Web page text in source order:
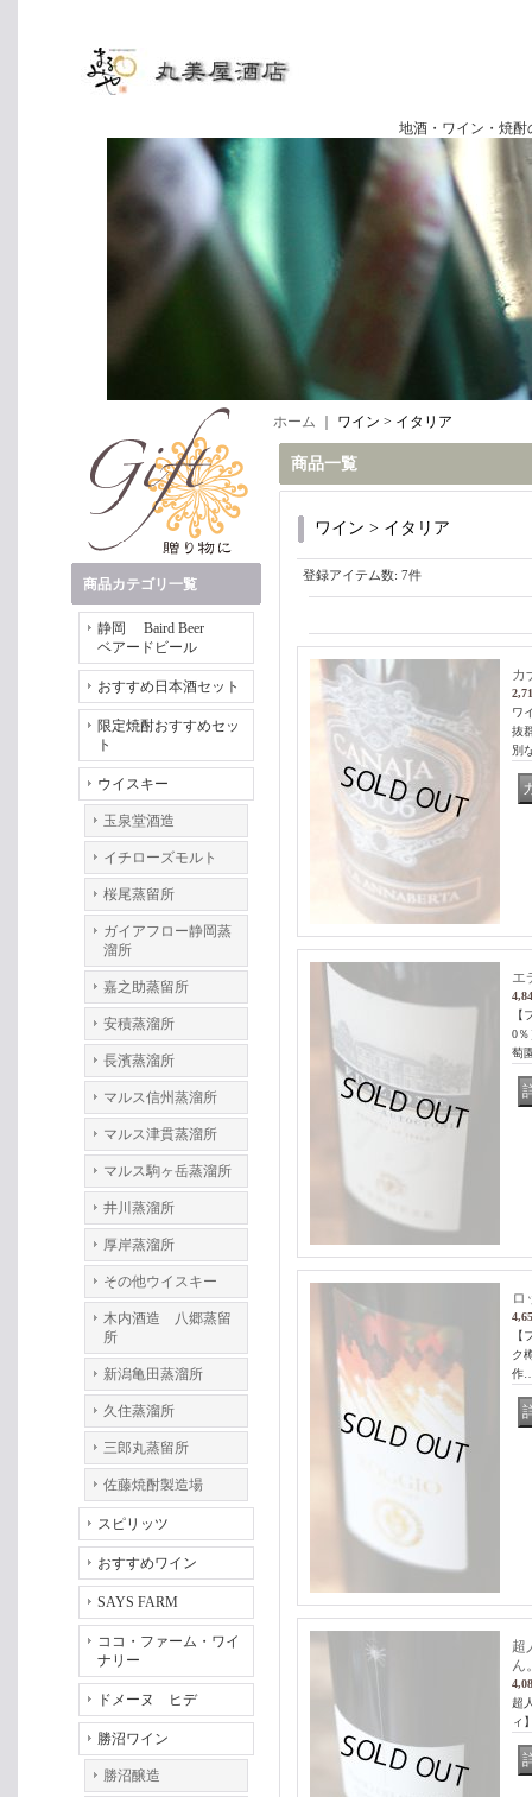
地酒・ワイン・焼酎の専門店
商品カテゴリ一覧
静岡 Baird Beer
ベアードビール
おすすめ日本酒セット
限定焼酎おすすめセッ
ト
ウイスキー
玉泉堂酒造
イチローズモルト
桜尾蒸留所
ガイアフロー静岡蒸
溜所
嘉之助蒸留所
安積蒸溜所
長濱蒸溜所
マルス信州蒸溜所
マルス津貫蒸溜所
マルス駒ヶ岳蒸溜所
井川蒸溜所
厚岸蒸溜所
その他ウイスキー
木内酒造 八郷蒸留
所
新潟亀田蒸溜所
久住蒸溜所
三郎丸蒸留所
佐藤焼酎製造場
スピリッツ
おすすめワイン
SAYS FARM
ココ・ファーム・ワイ
ナリー
ドメーヌ ヒデ
勝沼ワイン
勝沼醸造
ホーム ワイン > イタリア
商品一覧
ワイン > イタリア
登録アイテム数: 7件
カ
ワ
抜
別
エ
【
0
萄
ク
作
超
ん
超
ィ